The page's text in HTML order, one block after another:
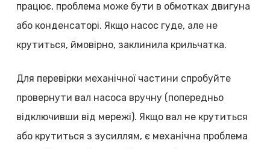
працює, проблема може бути в обмотках двигуна
або конденсаторі. Якщо насос гуде, але не
крутиться, ймовірно, заклинила крильчатка.
Для перевірки механічної частини спробуйте
провернути вал насоса вручну (попередньо
відключивши від мережі). Якщо вал не крутиться
або крутиться з зусиллям, є механічна проблема